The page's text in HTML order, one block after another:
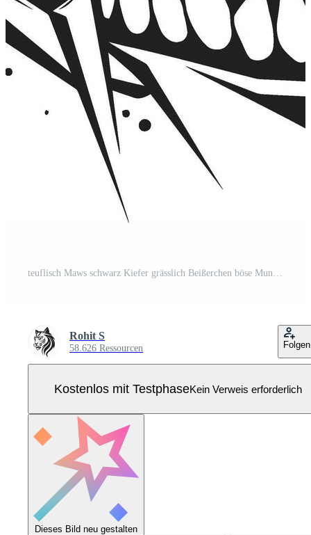
teuflisch Maws schwarz Kiefer grässlich Beißerchen böse Mund Element Pro Vektor
Rohit S
58.626 Ressourcen Folgen
Kostenlos mit TestphaseKein Verweis erforderlich
Dieses Bild neu gestalten